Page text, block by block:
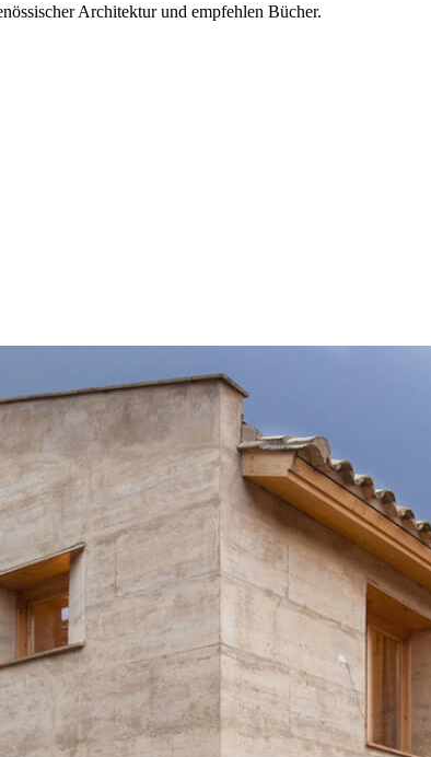
Architektur und empfehlen Bücher.